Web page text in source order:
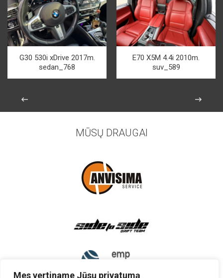
Mes vertiname Jūsų privatumą
G30 530i xDrive 2017m.
sedan_768
E70 X5M 4.4i 2010m.
suv_589
MŪSŲ DRAUGAI